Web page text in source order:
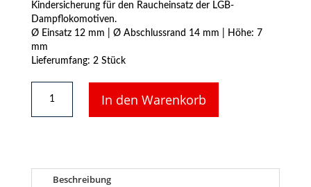
Kindersicherung für den Raucheinsatz der LGB-
Dampflokomotiven.
Ø Einsatz 12 mm | Ø Abschlussrand 14 mm | Höhe: 7
mm
Lieferumfang: 2 Stück
Ersatzteil
-
Schornsteineinsätze
In den Warenkorb
Beschreibung